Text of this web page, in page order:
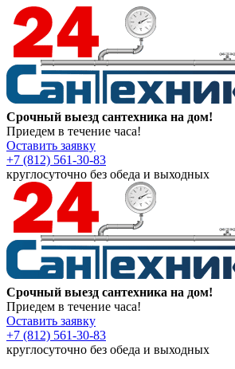
Срочный выезд сантехника на дом!
Приедем в течение часа!
Оставить заявку
+7 (812) 561-30-83
круглосуточно без обеда и выходных
Срочный выезд сантехника на дом!
Приедем в течение часа!
Оставить заявку
+7 (812) 561-30-83
круглосуточно без обеда и выходных